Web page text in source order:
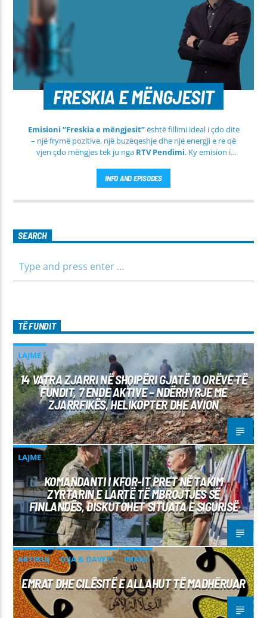
FRESKIA E MËNGJESIT
Emisioni “Freskia e mëngjesit”është fillimi ideal i çdo dite
– një frymë pozitive, një buzëqeshje dhe një energji e re që
vjen çdo mëngjes tek ju nga RTV Pendimi. Ky emision i
informues dhe më të ngrohtë, duke ju shoqëruar në orët e
para të ditës me përmbajtje të larmishme dhe të dobishme
për të gjithë familjen.
INFO AND EPISODES
SEARCH
TË FUNDIT
LAJME
14 VATRA ZJARRI NË SHQIPËRI GJATË 10 ORËVE TË
FUNDIT, 7 ENDE AKTIVE – NDËRHYRJE ME
ZJARRFIKËS, HELIKOPTER DHE AVION
LAJME
KOMANDANTI I KFOR-IT PRET NË TAKIM
ZYRTARIN E LARTË TË MBROJTJES SË
FINLANDËS, DISKUTOHET SITUATA E SIGURISË
ARTIKUJ DIJA & DAVETI IMANI
EMRAT DHE CILËSITË E ALLAHUT TË MADHËRUAR